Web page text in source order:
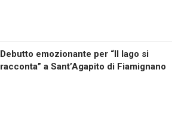
Debutto emozionante per “Il lago si
racconta” a Sant’Agapito di Fiamignano